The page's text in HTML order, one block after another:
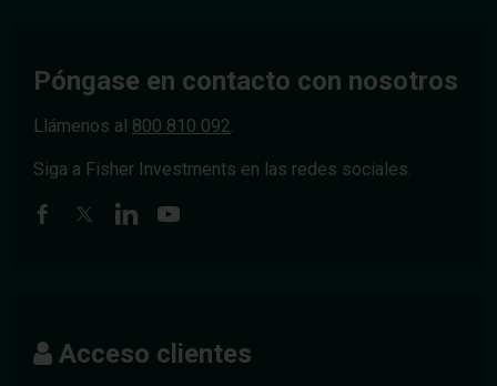
Póngase en contacto con nosotros
Llámenos al 800 810 092
Siga a Fisher Investments en las redes sociales.
Acceso clientes